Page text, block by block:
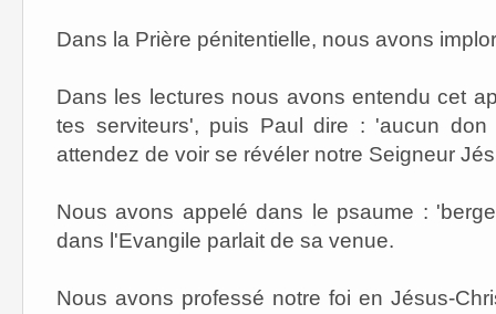
Dans la Prière pénitentielle, nous avons
Dans les lectures nous avons entendu cet
tes serviteurs', puis Paul dire : 'aucun
attendez de voir se révéler notre Seigneur
Nous avons appelé dans le psaume :
dans l'Evangile parlait de sa venue.
Nous avons professé notre foi en Jésus-